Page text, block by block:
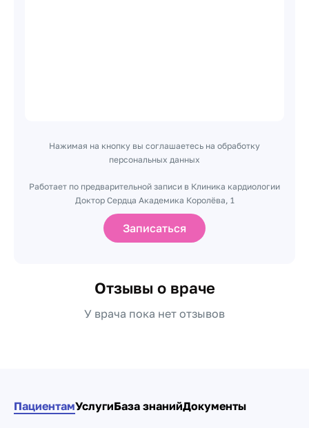
Нажимая на кнопку вы соглашаетесь на обработку
персональных данных
Работает по предварительной записи в Клиника кардиологии
Доктор Сердца Академика Королёва, 1
Записаться
Отзывы о враче
У врача пока нет отзывов
ПациентамУслугиБаза знанийДокументы